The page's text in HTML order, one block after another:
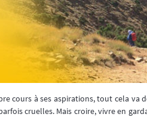
cours à ses aspirations, tout cela va
cruelles. Mais croire, vivre en